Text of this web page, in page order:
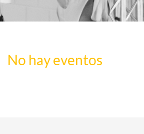
No hay eventos